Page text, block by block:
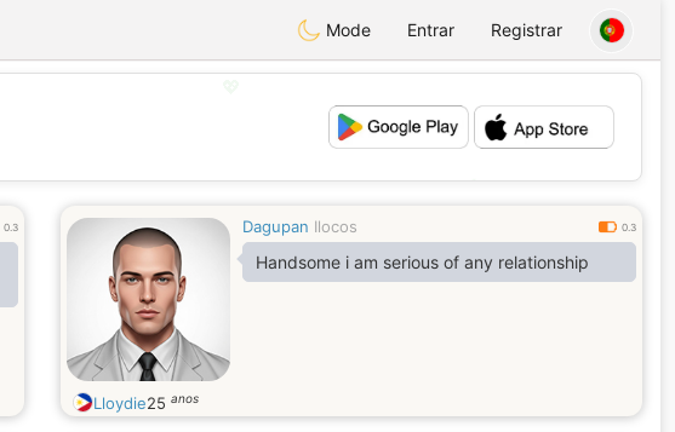
Mode Entrar Registrar
💕
0.3 Dagupan Ilocos 0.3
Handsome i am serious of any relationship
Lloydie25 anos